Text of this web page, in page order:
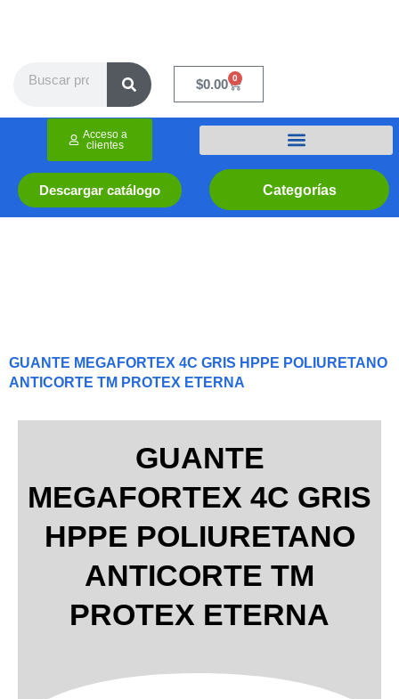
$0.00 0
Cart
Categorías
Descargar catálogo
Acceso a
clientes
GUANTE MEGAFORTEX 4C GRIS HPPE POLIURETANO
ANTICORTE TM PROTEX ETERNA
GUANTE
MEGAFORTEX 4C GRIS
HPPE POLIURETANO
ANTICORTE TM
PROTEX ETERNA